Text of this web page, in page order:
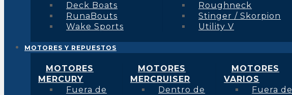
Deck Boats
RunaBouts
Wake Sports
Roughneck
Stinger / Skorpion
Utility V
MOTORES Y REPUESTOS
MOTORES
MERCURY
Fuera de
MOTORES
MERCRUISER
Dentro de
MOTORES
VARIOS
Fuera de